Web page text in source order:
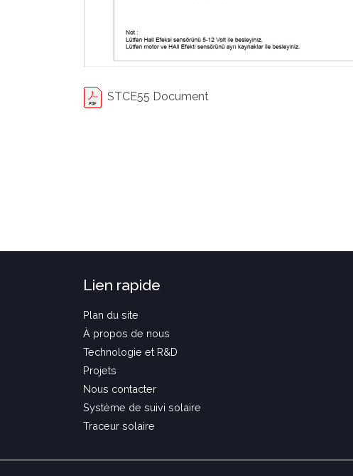
STCE55 Document
Lien rapide
Plan du site
À propos de nous
Technologie et R&D
Projets
Nous contacter
Système de suivi solaire
Traceur solaire